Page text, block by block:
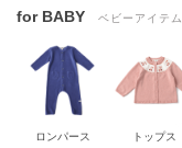
for BABY ベビーアイテム
ロンパース トップス